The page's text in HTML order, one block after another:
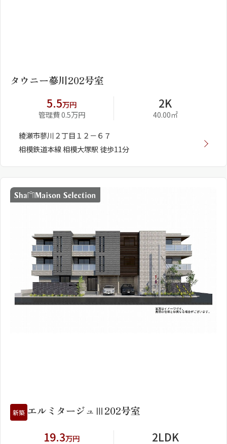
タウニー蔘川202号室
5.5万円
管理費 0.5万円
2K
40.00㎡
綾瀬市蓼川２丁目１２－６７
相模鉄道本線 相模大塚駅 徒歩11分
新築 エルミタージュⅢ202号室
19.3万円
2LDK